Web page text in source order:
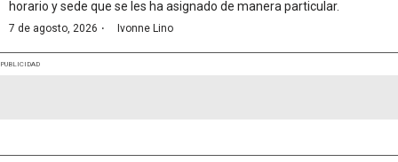
horario y sede que se les ha asignado de manera particular.
7 de agosto, 2026 · Ivonne Lino
PUBLICIDAD